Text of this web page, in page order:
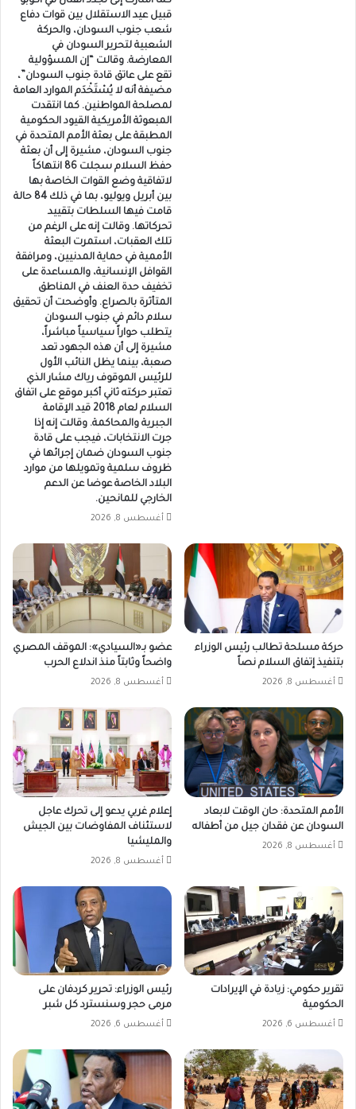
قبيل عيد الاستقلال بين قوات دفاع
شعب جنوب السودان، والحركة
الشعبية لتحرير السودان في
المعارضة. وقالت “إن المسؤولية
تقع على عاتق قادة جنوب السودان”،
مضيفة أنه لا يُسْتَخْدَم الموارد العامة
لمصلحة المواطنين. كما انتقدت
المبعوثة الأمريكية القيود الحكومية
المطبقة على بعثة الأمم المتحدة في
جنوب السودان، مشيرة إلى أن بعثة
حفظ السلام سجلت 86 انتهاكاً
لاتفاقية وضع القوات الخاصة بها
بين أبريل ويوليو، بما في ذلك 84 حالة
قامت فيها السلطات بتقييد
تحركاتها. وقالت إنه على الرغم من
تلك العقبات، استمرت البعثة
الأممية في حماية المدنيين، ومرافقة
القوافل الإنسانية، والمساعدة على
تخفيف حدة العنف في المناطق
المتأثرة بالصراع. وأوضحت أن تحقيق
سلام دائم في جنوب السودان
يتطلب حواراً سياسياً مباشراً،
مشيرة إلى أن هذه الجهود تعد
صعبة، بينما يظل النائب الأول
للرئيس الموقوف رياك مشار الذي
تعتبر حركته ثاني أكبر موقع على اتفاق
السلام لعام 2018 قيد الإقامة
الجبرية والمحاكمة. وقالت إنه إذا
جرت الانتخابات، فيجب على قادة
جنوب السودان ضمان إجرائها في
ظروف سلمية وتمويلها من موارد
البلاد الخاصة عوضا عن الدعم
الخارجي للمانحين.
أغسطس 8, 2026
حركة مسلحة تطالب رئيس الوزراء
بتنفيذ إتفاق السلام نصاً
أغسطس 8, 2026
عضو بـ«السيادي»: الموقف المصري
واضحاً وثابتاً منذ اندلاع الحرب
أغسطس 8, 2026
الأمم المتحدة: حان الوقت لابعاد
السودان عن فقدان جيل من أطفاله
أغسطس 8, 2026
إعلام غربي يدعو إلى تحرك عاجل
لاستئناف المفاوضات بين الجيش
والمليشيا
أغسطس 8, 2026
تقرير حكومي: زيادة في الإيرادات
الحكومية
أغسطس 6, 2026
رئيس الوزراء: تحرير كردفان على
مرمى حجر وسنسترد كل شبر
أغسطس 6, 2026